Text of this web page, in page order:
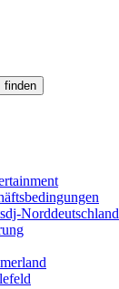
Norddeutschland